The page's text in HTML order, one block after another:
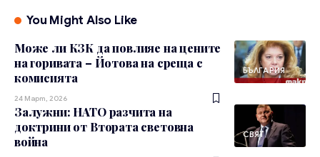
You Might Also Like
БЪЛГАРИЯ
Може ли КЗК да повлияе на цените
на горивата – Йотова на среща с
комисията
24 Март, 2026
СВЯТ
Залужни: НАТО разчита на
доктрини от Втората световна
война